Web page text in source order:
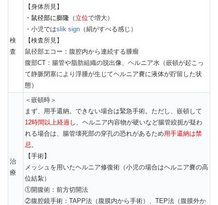
検
査
【身体所見】
・鼠径部に膨隆 （ 立位で増大）
・小児ではslik sign （絹がすべる感じ）
【検査所見】
鼠径部エコー：腹腔内から連続する腫瘤
腹部CT：腸管や脂肪組織の脱出像、ヘルニア水（嵌頓が起こっ
て静脈閉塞により浮腫が生じてヘルニア嚢に液体が貯留した状
態）
治
療
＜嵌頓時＞
まず、用手還納。できない場合は緊急手術。ただし、嵌頓して
12時間以上経過 し、ヘルニア内容物が硬いなど腸管絞扼が疑わ
れる場合は、腸管壊死部の穿孔の恐れがあるため用手還納は禁
忌 。
【手術】
メッシュを用いたヘルニア修復術（小児の場合はヘルニア嚢の高
位結紮）
①開腹術：前方切開法
②腹腔鏡手術：TAPP法（腹膜内から手術）、TEP法（腹膜外か